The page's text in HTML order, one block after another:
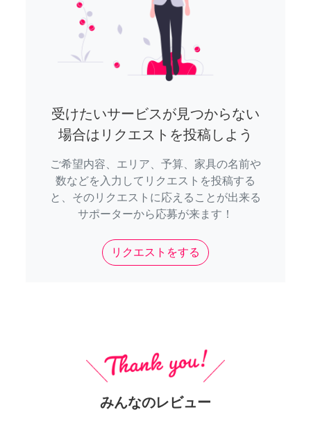
受けたいサービスが見つからない
場合はリクエストを投稿しよう
ご希望内容、エリア、予算、家具の名前や
数などを入力してリクエストを投稿する
と、そのリクエストに応えることが出来る
サポーターから応募が来ます！
リクエストをする
みんなのレビュー